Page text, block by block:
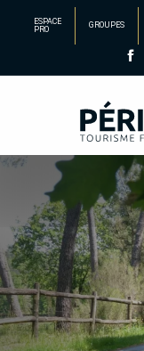
principal
ESPACE
PRO
GROUPES